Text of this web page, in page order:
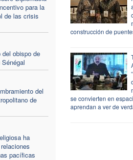
para la
de las crisis
del obispo de
del
de
ha
pacíficas
construcción de
se convierten en
aprendan a ver de